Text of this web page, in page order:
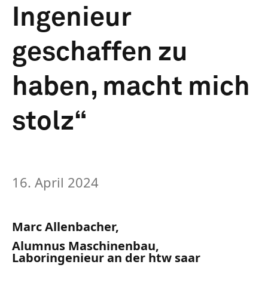
Ingenieur
geschaffen zu
haben, macht mich
stolz“
16. April 2024
Marc Allenbacher,
Alumnus Maschinenbau,
Laboringenieur an der htw saar